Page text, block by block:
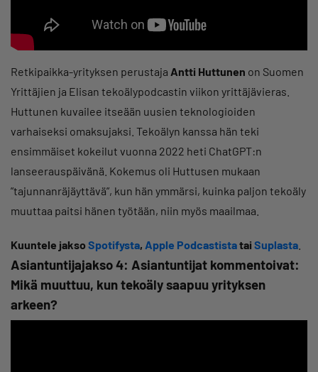
Retkipaikka-yrityksen perustaja Antti Huttunen on Suomen
Yrittäjien ja Elisan tekoälypodcastin viikon yrittäjävieras.
Huttunen kuvailee itseään uusien teknologioiden
varhaiseksi omaksujaksi. Tekoälyn kanssa hän teki
ensimmäiset kokeilut vuonna 2022 heti ChatGPT:n
lanseerauspäivänä. Kokemus oli Huttusen mukaan
”tajunnanräjäyttävä”, kun hän ymmärsi, kuinka paljon tekoäly
muuttaa paitsi hänen työtään, niin myös maailmaa.
Kuuntele jakso Spotifysta, Apple Podcastistatai Suplasta
Asiantuntijajakso 4: Asiantuntijat kommentoivat:
Mikä muuttuu, kun tekoäly saapuu yrityksen
arkeen?